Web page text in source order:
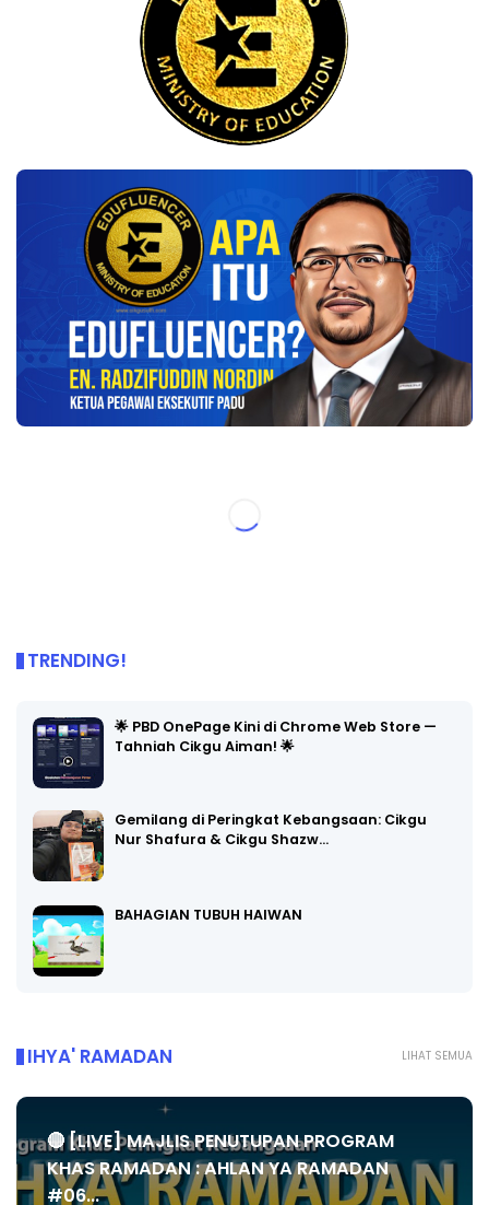
TRENDING!
🌟 PBD OnePage Kini di Chrome Web Store —
Tahniah Cikgu Aiman! 🌟
Gemilang di Peringkat Kebangsaan: Cikgu
Nur Shafura & Cikgu Shazw…
BAHAGIAN TUBUH HAIWAN
LIHAT SEMUA
IHYA' RAMADAN
🔴 [LIVE] MAJLIS PENUTUPAN PROGRAM
KHAS RAMADAN : AHLAN YA RAMADAN
#06...